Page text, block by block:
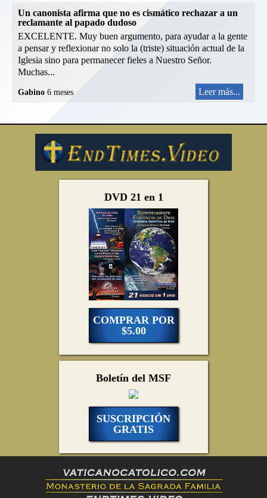
Un canonista afirma que no es cismático rechazar a un
reclamante al papado dudoso
EXCELENTE. Muy buen argumento, para ayudar a la gente
a pensar y reflexionar no solo la (triste) situación actual de la
Iglesia sino para permanecer fieles a Nuestro Señor.
Muchas...
Gabino 6 meses Leer más...
DVD 21 en 1
COMPRAR POR
$5.00
Boletín del MSF
SUSCRIPCIÓN
GRATIS